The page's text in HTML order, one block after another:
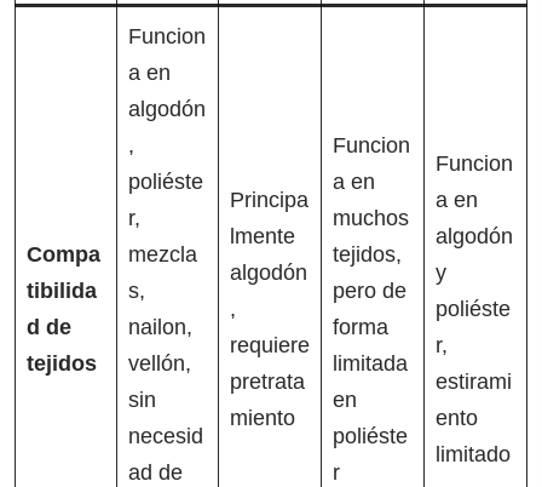
Compa
tibilida
d de
tejidos
Funcion
a en
algodón
,
poliéste
r,
mezcla
s,
nailon,
vellón,
sin
necesid
ad de
Principa
lmente
algodón
,
requiere
pretrata
miento
Funcion
a en
muchos
tejidos,
pero de
forma
limitada
en
poliéste
r
Funcion
a en
algodón
y
poliéste
r,
estirami
ento
limitado